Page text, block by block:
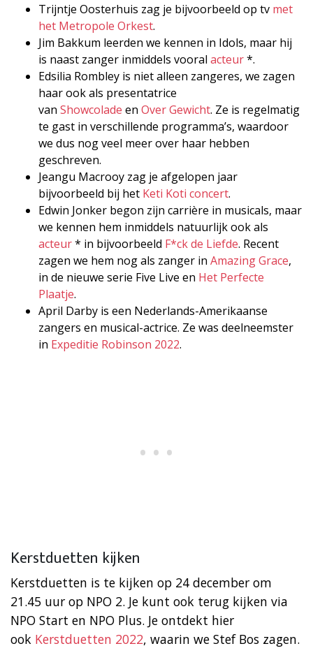
Trijntje Oosterhuis zag je bijvoorbeeld op tv met
het Metropole Orkest.
Jim Bakkum leerden we kennen in Idols, maar hij
is naast zanger inmiddels vooral acteur*.
Edsilia Rombley is niet alleen zangeres, we zagen
haar ook als presentatrice
van Showcolade en Over Gewicht. Ze is regelmatig
te gast in verschillende programma’s, waardoor
we dus nog veel meer over haar hebben
geschreven.
Jeangu Macrooy zag je afgelopen jaar
bijvoorbeeld bij het Keti Koti concert.
Edwin Jonker begon zijn carrière in musicals, maar
we kennen hem inmiddels natuurlijk ook als
acteur* in bijvoorbeeld F*ck de Liefde. Recent
zagen we hem nog als zanger in Amazing Grace,
in de nieuwe serie Five Live en Het Perfecte
Plaatje.
April Darby is een Nederlands-Amerikaanse
zangers en musical-actrice. Ze was deelneemster
in Expeditie Robinson 2022.
Kerstduetten kijken
Kerstduetten is te kijken op 24 december om
21.45 uur op NPO 2. Je kunt ook terug kijken via
NPO Start en NPO Plus. Je ontdekt hier
ook Kerstduetten 2022, waarin we Stef Bos zagen.